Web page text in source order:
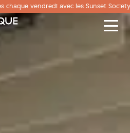
chaque vendredi avec les Sunset